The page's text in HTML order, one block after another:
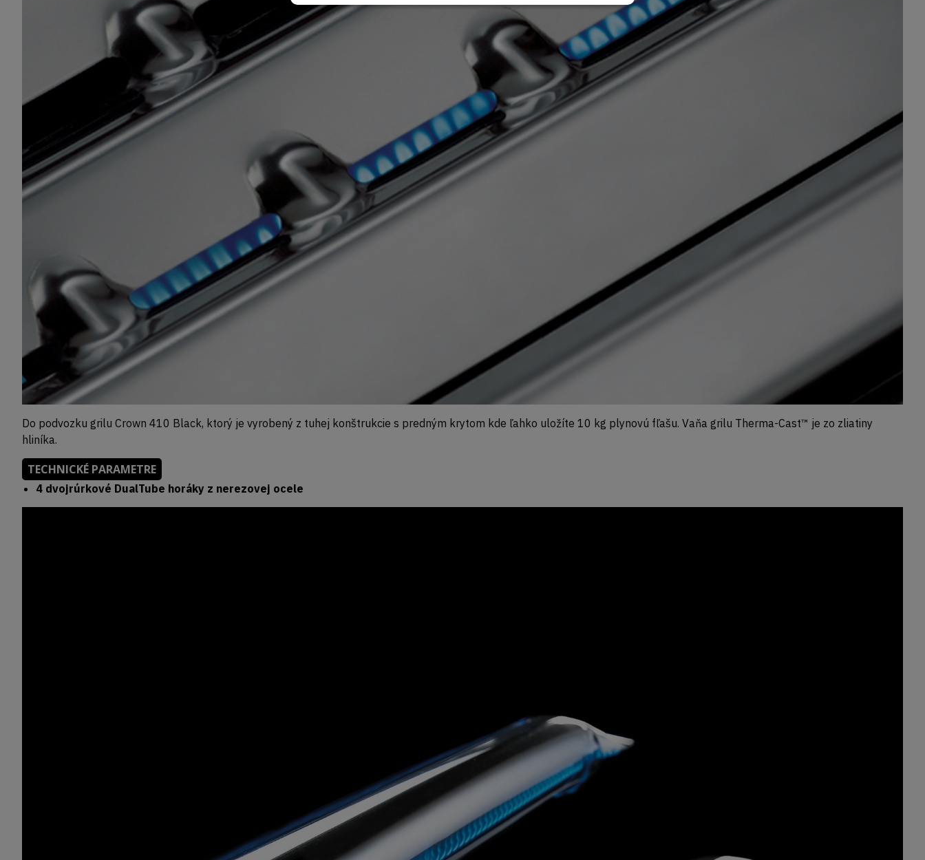
Do podvozku grilu Crown 410 Black, ktorý je vyrobený z tuhej konštrukcie s predným krytom kde ľahko uložíte 10 kg plynovú fľašu. Vaňa grilu Therma-Cast™ je zo zliatiny
hliníka.
TECHNICKÉ PARAMETRE
4 dvojrúrkové DualTube horáky z nerezovej ocele